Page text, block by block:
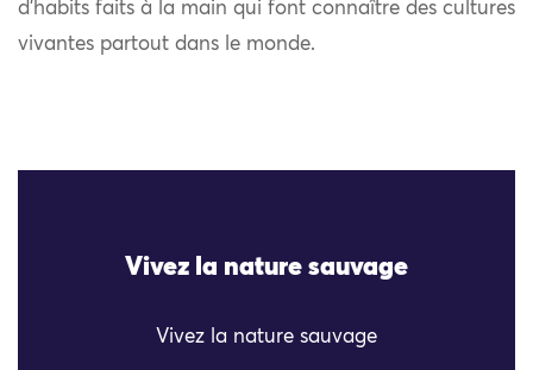
d’habits faits à la main qui font connaître des cultures
vivantes partout dans le monde.
Vivez la nature sauvage
Vivez la nature sauvage